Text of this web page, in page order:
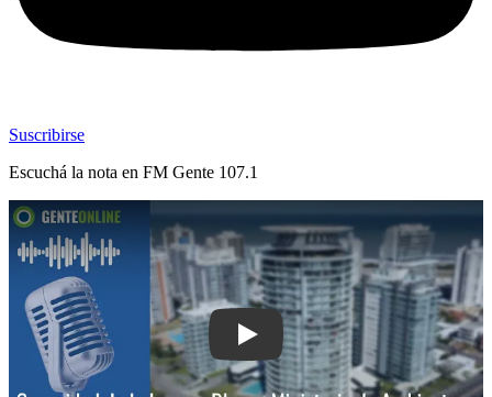
Suscribirse
Escuchá la nota en FM Gente 107.1
Play: Capacidad de la Laguna